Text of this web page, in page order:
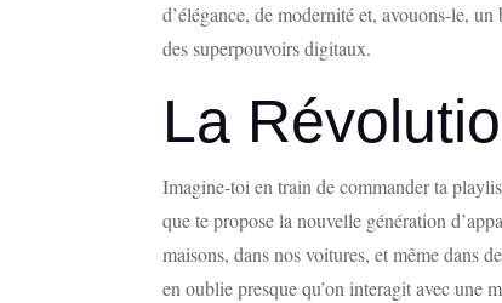
d’élégance, de modernité et, avouons-le,
des superpouvoirs digitaux.
La
Imagine-toi en train de commander ta
que te propose la nouvelle génération
maisons, dans nos voitures, et même dans
en oublie presque qu’on interagit avec une